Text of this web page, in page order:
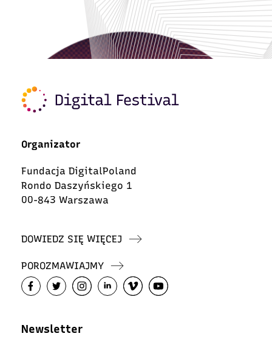
Organizator
Fundacja DigitalPoland
Rondo Daszyńskiego 1
00-843 Warszawa
DOWIEDZ SIĘ WIĘCEJ
POROZMAWIAJMY
Newsletter